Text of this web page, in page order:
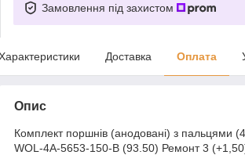
Замовлення під захистом
Доставка Оплата
Опис
Комплект поршнів (анодовані) з пальцями
WOL-4A-5653-150-B (93.50) Ремонт 3